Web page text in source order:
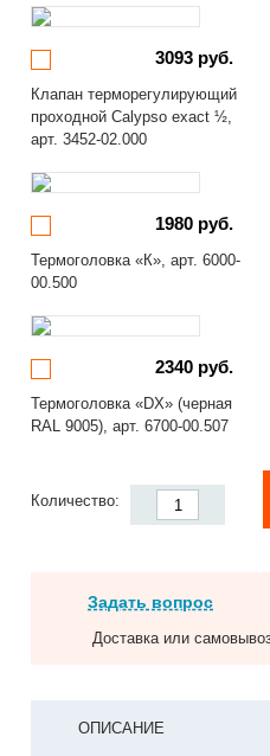
3093 руб.
Клапан терморегулирующий
проходной Calypso exact ½,
арт. 3452-02.000
1980 руб.
Термоголовка «К», арт. 6000-
00.500
2340 руб.
Термоголовка «DX» (черная
RAL 9005), арт. 6700-00.507
Количество:
Задать вопрос
Доставка или
ОПИСАНИЕ